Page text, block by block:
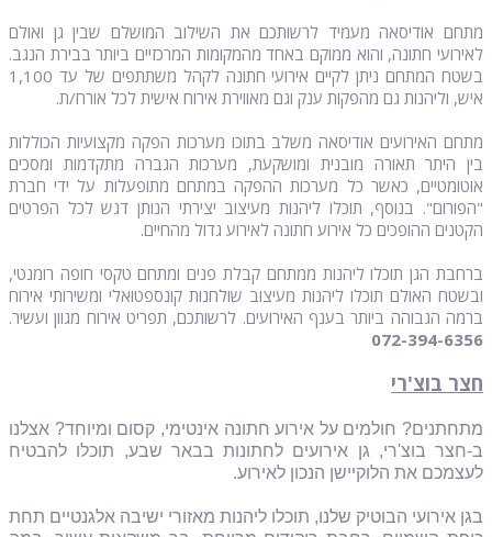
מתחם אודיסאה מעמיד לרשותכם את השילוב המושלם שבין גן ואולם
לאירועי חתונה, והוא ממוקם באחד מהמקומות המרכזיים ביותר בבירת הנגב.
בשטח המתחם ניתן לקיים אירועי חתונה לקהל משתתפים של עד 1,100
איש, וליהנות גם מהפקות ענק וגם מאווירת אירוח אישית לכל אורח/ת.
מתחם האירועים אודיסאה משלב בתוכו מערכות הפקה מקצועיות הכוללות
בין היתר תאורה מובנית ומושקעת, מערכות הגברה מתקדמות ומסכים
אוטומטיים, כאשר כל מערכות ההפקה במתחם מתופעלות על ידי חברת
"הפורום". בנוסף, תוכלו ליהנות מעיצוב יצירתי הנותן דגש לכל הפרטים
הקטנים ההופכים כל אירוע חתונה לאירוע גדול מהחיים.
ברחבת הגן תוכלו ליהנות ממתחם קבלת פנים ומתחם טקסי חופה רומנטי,
ובשטח האולם תוכלו ליהנות מעיצוב שולחנות קונספטואלי ומשירותי אירוח
ברמה הגבוהה ביותר בענף האירועים. לרשותכם, תפריט אירוח מגוון ועשיר.
072-394-6356
חצר בוצ'רי
מתחתנים? חולמים על אירוע חתונה אינטימי, קסום ומיוחד? אצלנו
ב-חצר בוצ'רי, גן אירועים לחתונות בבאר שבע, תוכלו להבטיח
לעצמכם את הלוקיישן הנכון לאירוע.
בגן אירועי הבוטיק שלנו, תוכלו ליהנות מאזורי ישיבה אלגנטיים תחת